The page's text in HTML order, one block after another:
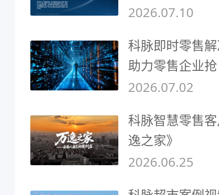
2026.07.10
科脉即时零售
助力零售企业
2026.07.02
科脉智慧零售
逸之家》
2026.06.25